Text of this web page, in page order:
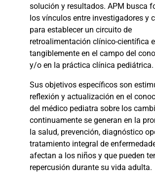
solución y resultados. APM busca
los vínculos entre investigadores y
para establecer un circuito de
retroalimentación clínico-científica
tangiblemente en el campo del
y/o en la práctica clínica pediátrica.
Sus objetivos específicos son
reflexión y actualización en el
del médico pediatra sobre los
continuamente se generan en la
la salud, prevención, diagnóstico
tratamiento integral de
afectan a los niños y que pueden
repercusión durante su vida adulta.